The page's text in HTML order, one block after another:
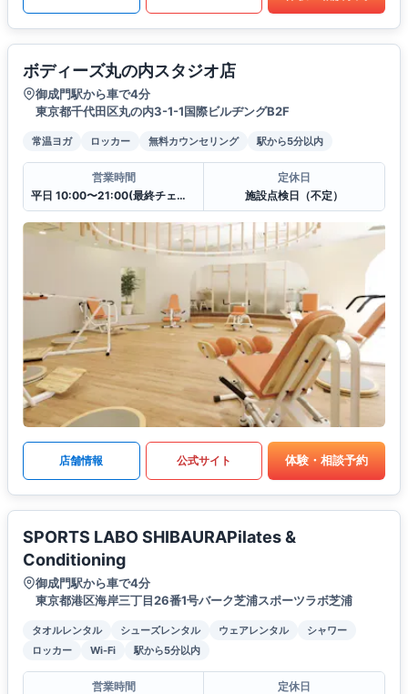
ボディーズ丸の内スタジオ店
御成門駅から車で4分
東京都千代田区丸の内3-1-1国際ビルヂングB2F
常温ヨガ ロッカー 無料カウンセリング 駅から5分以内
営業時間
平日 10:00〜21:00(最終チェックイン20:30)
定休日
施設点検日（不定）
店舗情報 公式サイト 体験・相談予約
SPORTS LABO SHIBAURAPilates &
Conditioning
御成門駅から車で4分
東京都港区海岸三丁目26番1号バーク芝浦スポーツラボ芝浦
タオルレンタル シューズレンタル ウェアレンタル
シャワー
ロッカー
Wi-Fi 駅から5分以内
営業時間
定休日